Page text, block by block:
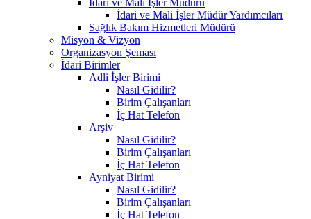
İdari ve Mali İşler Müdür Yardımcıları
Sağlık Bakım Hizmetleri Müdürü
Misyon & Vizyon
Organizasyon Şeması
İdari Birimler
Adli İşler Birimi
Nasıl Gidilir?
Birim Çalışanları
İç Hat Telefon
Arşiv
Nasıl Gidilir?
Birim Çalışanları
İç Hat Telefon
Ayniyat Birimi
Nasıl Gidilir?
Birim Çalışanları
İç Hat Telefon